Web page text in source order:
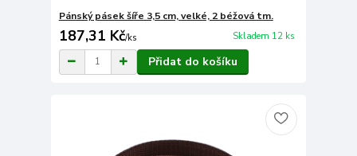
Pánský pásek šíře 3,5 cm, velké, 2 béžová tm.
187,31 Kč/ks Skladem 12 ks
Přidat do košíku